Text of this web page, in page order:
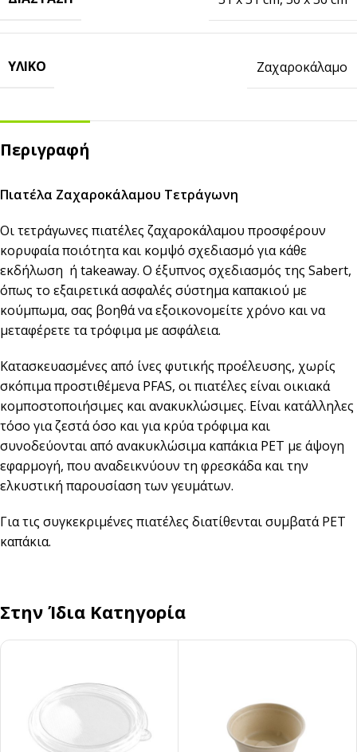
ΥΛΙΚΌ Ζαχαροκάλαμο
Περιγραφή
Πιατέλα Ζαχαροκάλαμου Τετράγωνη
Οι τετράγωνες πιατέλες ζαχαροκάλαμου προσφέρουν
κορυφαία ποιότητα και κομψό σχεδιασμό για κάθε
εκδήλωση ή takeaway. Ο έξυπνος σχεδιασμός της Sabert,
όπως το εξαιρετικά ασφαλές σύστημα καπακιού με
κούμπωμα, σας βοηθά να εξοικονομείτε χρόνο και να
μεταφέρετε τα τρόφιμα με ασφάλεια.
Κατασκευασμένες από ίνες φυτικής προέλευσης, χωρίς
σκόπιμα προστιθέμενα PFAS, οι πιατέλες είναι οικιακά
κομποστοποιήσιμες και ανακυκλώσιμες. Είναι κατάλληλες
τόσο για ζεστά όσο και για κρύα τρόφιμα και
συνοδεύονται από ανακυκλώσιμα καπάκια PET με άψογη
εφαρμογή, που αναδεικνύουν τη φρεσκάδα και την
ελκυστική παρουσίαση των γευμάτων.
Για τις συγκεκριμένες πιατέλες διατίθενται συμβατάPET
καπάκια.
Στην Ίδια Κατηγορία